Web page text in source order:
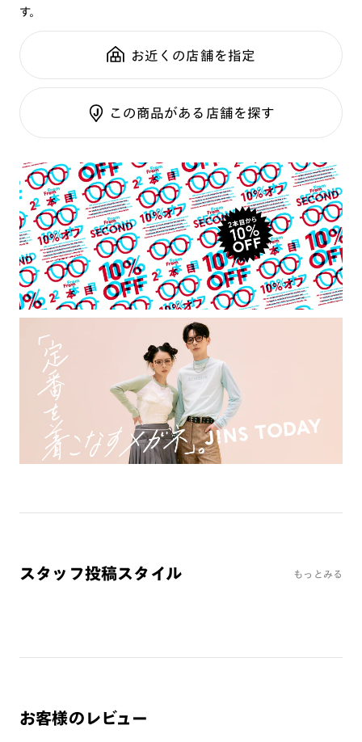
鼻パッド：
テンプル：チタン合金（βチタン）
可視光調光SCREEN
調光レンズ
調光UVダブルカット
調光SCREEN
くもり止めレンズ
カラーレンズ：ダークカラー
カラーレンズ：ライトカラー
カラーレンズ：トレンドカラー
コンシーラーカラー
コンシーラーカラーUVダブルカット
チークカラー
偏光レンズ
アクティブレンズ
JINS VIOLET+
ミラーレンズ
※オンラインショップで作成可能なレンズはショッピングカート内で表示され
るレンズに限ります。それ以外の対応レンズについてはJINS実店舗でお取り扱
いしております。
※注文時に【度つき】→【レンズ交換券を発行】をお選びのうえ、店頭にてオ
プションレンズ代金をお支払いください。（※一部レンズ交換不可の商品を
ガネを作成できますか？
み）をご注文の場合、レンズ交換券を選択後に店舗にて度
全国の店舗で無料フィッティング
修理のご相談もいつでもお気軽に
ご利用ガイド
す。
お近くの店舗を指定
この商品がある店舗を探す
スタッフ投稿スタイル もっとみる
お客様のレビュー